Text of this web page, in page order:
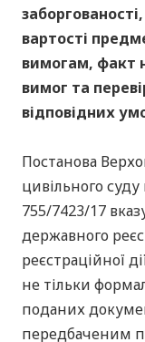
вартості
вимогам, факт
вимог та
відповідних
Постанова
цивільного
755/7423/17
державного
реєстраційної
не тільки
поданих
передбаченим